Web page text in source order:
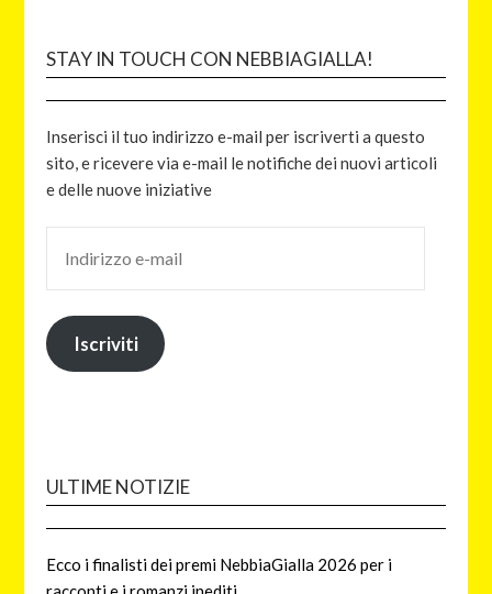
STAY IN TOUCH CON NEBBIAGIALLA!
Inserisci il tuo indirizzo e-mail per iscriverti a questo
sito, e ricevere via e-mail le notifiche dei nuovi articoli
e delle nuove iniziative
Iscriviti
ULTIME NOTIZIE
Ecco i finalisti dei premi NebbiaGialla 2026 per i